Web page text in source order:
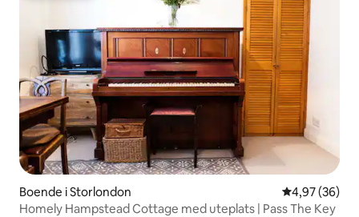
Boende i Storlondon 4,97 av 5 i
4,97 (36)
Homely Hampstead Cottage med uteplats | Pass The Key